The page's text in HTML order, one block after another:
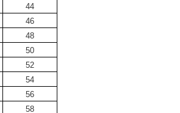
44
46
48
50
52
54
56
58